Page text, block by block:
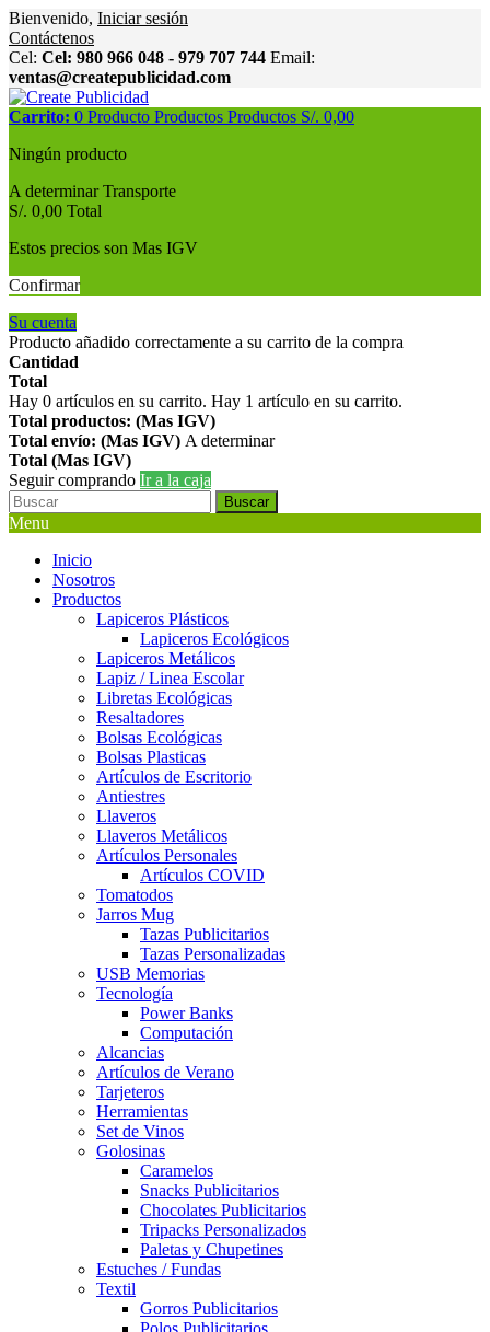
Bienvenido, Iniciar sesión
Contáctenos
Cel: Cel: 980 966 048 - 979 707 744 Email:
ventas@createpublicidad.com
Carrito: 0 Producto Productos Productos S/. 0,00
Ningún producto
A determinarTransporte
S/. 0,00 Total
Estos precios son Mas IGV
Confirmar
Su cuenta
Producto añadido correctamente a su carrito de la compra
Cantidad
Total
Hay 0 artículos en su carrito. Hay 1 artículo en su carrito.
Total productos: (Mas IGV)
Total envío: (Mas IGV) A determinar
Total (Mas IGV)
Seguir comprando Ir a la caja
Buscar
Menu
Inicio
Nosotros
Productos
Lapiceros Plásticos
Lapiceros Ecológicos
Lapiceros Metálicos
Lapiz / Linea Escolar
Libretas Ecológicas
Resaltadores
Bolsas Ecológicas
Bolsas Plasticas
Artículos de Escritorio
Antiestres
Llaveros
Llaveros Metálicos
Artículos Personales
Artículos COVID
Tomatodos
Jarros Mug
Tazas Publicitarios
Tazas Personalizadas
USB Memorias
Tecnología
Power Banks
Computación
Alcancias
Artículos de Verano
Tarjeteros
Herramientas
Set de Vinos
Golosinas
Caramelos
Snacks Publicitarios
Chocolates Publicitarios
Tripacks Personalizados
Paletas y Chupetines
Estuches / Fundas
Textil
Gorros Publicitarios
Polos Publicitarios